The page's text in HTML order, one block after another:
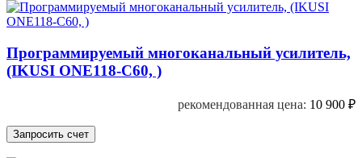
Программируемый многоканальный усилитель,
(IKUSI ONE118-С60, )
рекомендованная цена: 10 900 ₽